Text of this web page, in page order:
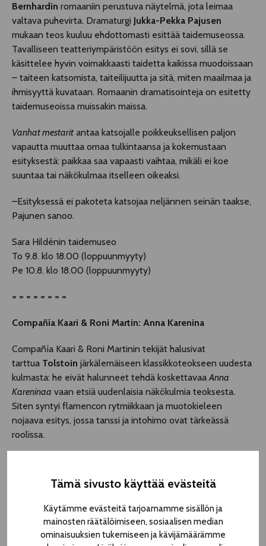
Tämä sivusto käyttää evästeitä
Käytämme evästeitä tarjoamamme sisällön ja
mainosten räätälöimiseen, sosiaalisen median
ominaisuuksien tukemiseen ja kävijämäärämme
Bernhardin romaaniin perustuva näytelmä, jota leimaa
valtava puhevirta. Dramaturgi Jukka-Pekka Pajusen
mukaan teos kuuluu ehdottomasti esittää taidemuseossa.
Tavalliseen teatteriympäristöön esitys ei sovi, sillä se
käsittelee hyvin voimakkaasti taidetta kaikissa muodoissaan
– taiteen katsomista, taiteilijuutta ja sitä, miten maailmaa ja
ihmisyyttä kuvataan. Romaanin dramatisointeja on esitetty
taidemuseoissa muissakin maissa.
Vanhat mestarit antaa katsojalle poikkeuksellisen paljon
vapautta muuttaa omaa tulkintaansa ja kokemustaan
esityksestä: paikkaa saa vapaasti vaihtaa, mikäli ei koe
suuntaa tai näkökulmaa itselleen oikeaksi.
–Esityksessä ei pakoteta katsojaa neljännen seinän taakse,
Pajunen sanoo.
Sara Hildénin taidemuseo
To 9.8. klo 18.00 (loppuunmyyty)
Pe 10.8. klo 18.00 (loppuunmyyty)
= = = = = = = =
Compañía Kaari & Roni Martin: Anna Karenina
Compañía Kaari & Roni Martinin tekijät halusivat
tarttua Tolstoin järkälemäiseen klassikkoteokseen uudesta
kulmasta: he eivät halunneet tehdä koskettavaaAnna
Kareninaa vaan etsiä uudenlaisia näkökulmia teoksesta.
Siten syntyi flamencon rytmiikkaan ja muotokieleen
nojaava esitys, jossa tanssi ja intohimo ovat tärkeässä
roolissa.
kyynistä näkökulmaa rakkauteen: ”Rakkaus ei meitä
pelasta.”
–Jos romanttisia elementtejä alkaa olla liikaa, uhkailemme